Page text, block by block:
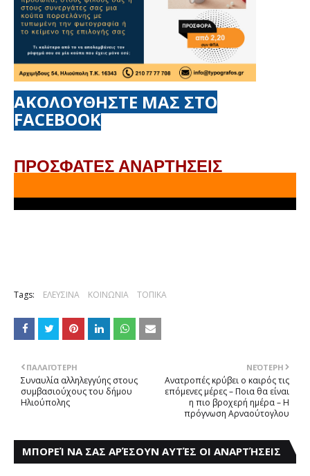
ΑΚΟΛΟΥΘΗΣΤΕ ΜΑΣ ΣΤΟ
FACEBOOK
ΠΡΟΣΦΑΤΕΣ ΑΝΑΡΤΗΣΕΙΣ
Tags: ΕΛΕΥΣΙΝΑ ΚΟΙΝΩΝΙΑ ΤΟΠΙΚΑ
ΝΕΌΤΕΡΗ
Ανατροπές κρύβει ο καιρός τις
επόμενες μέρες – Ποια θα είναι
η πιο βροχερή ημέρα – Η
πρόγνωση Αρναούτογλου
ΠΑΛΑΙΌΤΕΡΗ
Συναυλία αλληλεγγύης στους
συμβασιούχους του δήμου
Ηλιούπολης
ΜΠΟΡΕΊ ΝΑ ΣΑΣ ΑΡΈΣΟΥΝ ΑΥΤΈΣ ΟΙ ΑΝΑΡΤΉΣΕΙΣ